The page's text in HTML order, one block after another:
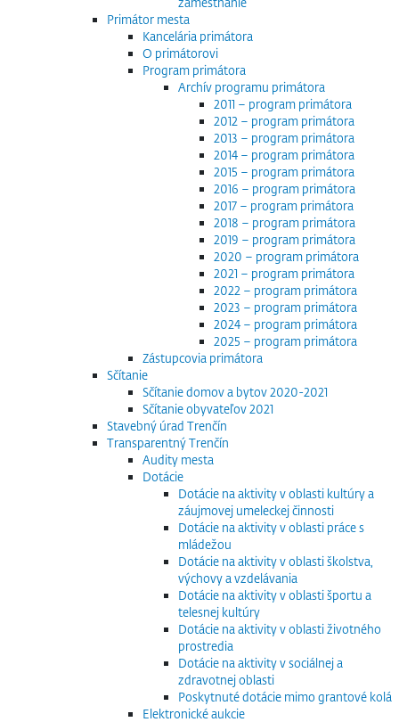
Primátor mesta
Kancelária primátora
O primátorovi
Program primátora
Archív programu primátora
2011 – program primátora
2012 – program primátora
2013 – program primátora
2014 – program primátora
2015 – program primátora
2016 – program primátora
2017 – program primátora
2018 – program primátora
2019 – program primátora
2020 – program primátora
2021 – program primátora
2022 – program primátora
2023 – program primátora
2024 – program primátora
2025 – program primátora
Zástupcovia primátora
Sčítanie
Sčítanie domov a bytov 2020-2021
Sčítanie obyvateľov 2021
Stavebný úrad Trenčín
Transparentný Trenčín
Audity mesta
Dotácie
Dotácie na aktivity v oblasti kultúry a
záujmovej umeleckej činnosti
Dotácie na aktivity v oblasti práce s
mládežou
Dotácie na aktivity v oblasti školstva,
výchovy a vzdelávania
Dotácie na aktivity v oblasti športu a
telesnej kultúry
Dotácie na aktivity v oblasti životného
prostredia
Dotácie na aktivity v sociálnej a
zdravotnej oblasti
Poskytnuté dotácie mimo grantové kolá
Elektronické aukcie